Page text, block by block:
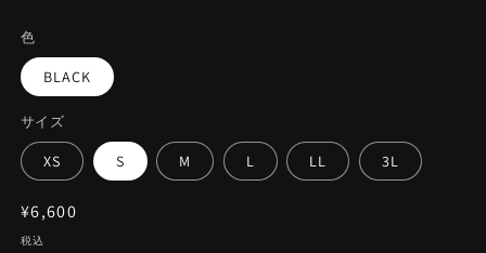
色
BLACK
サイズ
XS S M L LL 3L
通
常
¥6,600
税込